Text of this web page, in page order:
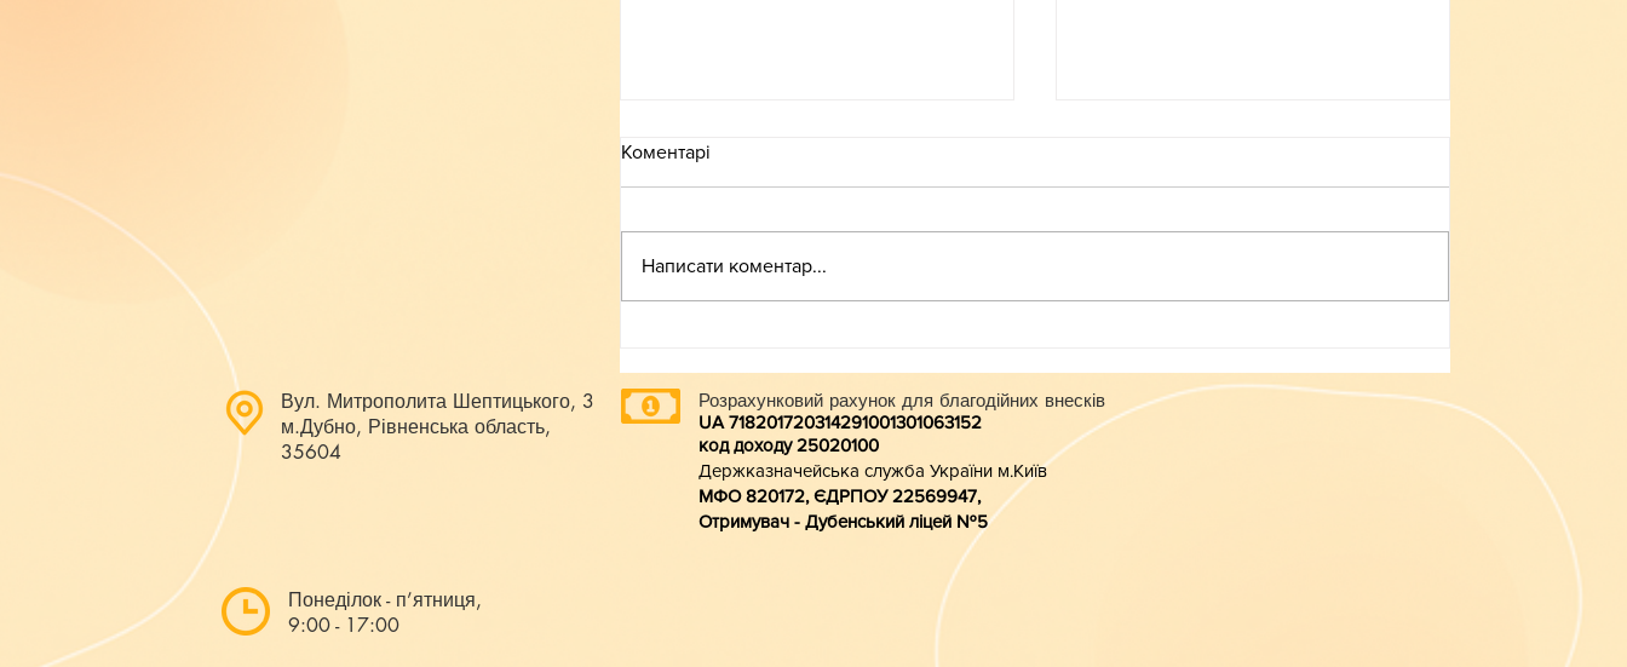
Небезпека зачепінгу
Коментарі
Написати коментар...
Вул. Митрополита Шептицького, 3
м.Дубно, Рівненська область,
35604
Понеділок - п’ятниця,
9:00 - 17:00
Розрахунковий рахунок для благодійних внесків
UA 718201720314291001301063152
код доходу 25020100
Держказначейська служба України м.Київ
МФО 820172, ЄДРПОУ 22569947,
Отримувач - Дубенський ліцей №5